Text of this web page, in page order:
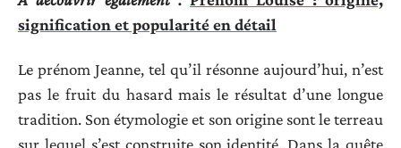
signification et popularité en détail
Le prénom Jeanne, tel qu’il résonne aujourd’hui, n’est
pas le fruit du hasard mais le résultat d’une longue
tradition. Son étymologie et son origine sont le terreau